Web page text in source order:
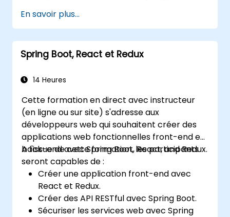
dans la conteneurisation des
microservices.
Configurer des clusters Kubernetes pour
déployer et orchestrer des
En savoir plus...
Spring Boot, React et Redux
14 Heures
Cette formation en direct avec instructeur
(en ligne ou sur site) s'adresse aux
développeurs web qui souhaitent créer des
applications web fonctionnelles front-end et
back-end avec Spring Boot, React, and Redux.
A l'issue de cette formation, les participants
seront capables de :
Créer une application front-end avec
React et Redux.
Créer des API RESTful avec Spring Boot.
Sécuriser les services web avec Spring